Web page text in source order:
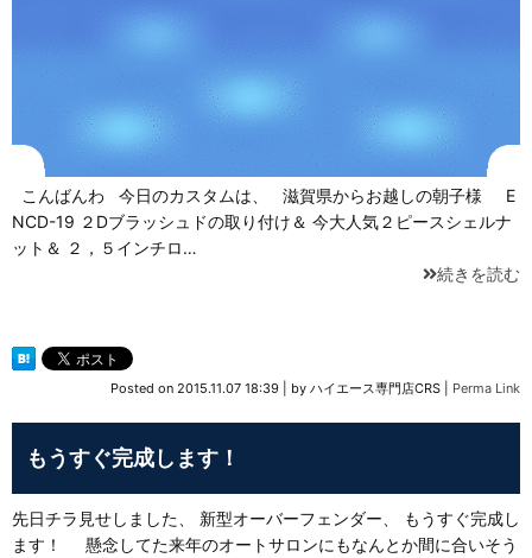
こんばんわ 今日のカスタムは、 滋賀県からお越しの朝子様 E
NCD-19 ２Dブラッシュドの取り付け＆ 今大人気２ピースシェルナ
ット＆ ２，５インチロ…
続きを読む
Posted on 2015.11.07 18:39 by ハイエース専門店CRS Perma Link
もうすぐ完成します！
先日チラ見せしました、 新型オーバーフェンダー、 もうすぐ完成し
ます！ 懸念してた来年のオートサロンにもなんとか間に合いそう